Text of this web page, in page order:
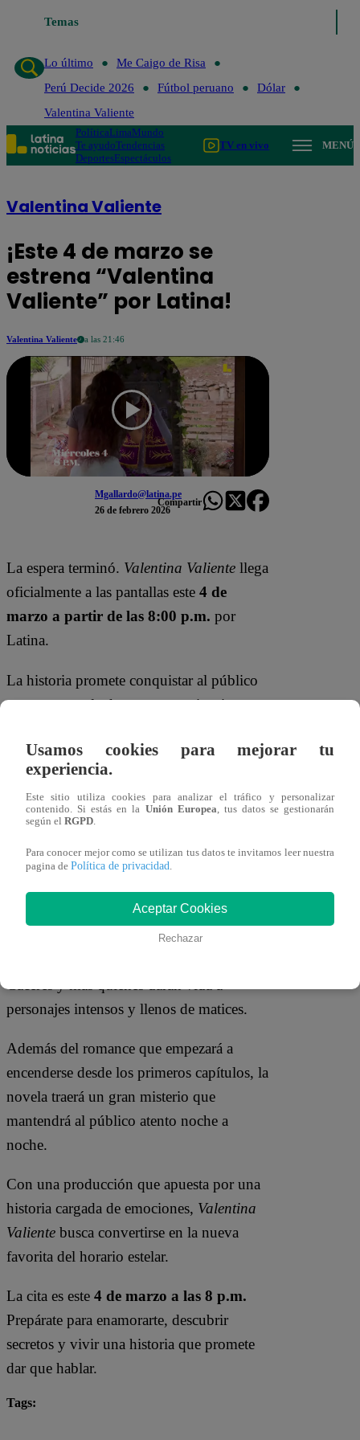
Temas
Lo último
Me Caigo de Risa
Perú Decide 2026
Fútbol peruano
Dólar
Valentina Valiente
PolíticaLimaMundo
Te ayudoTendencias
DeportesEspectáculos
TV en vivo MENÚ
Valentina Valiente
¡Este 4 de marzo se
estrena “Valentina
Valiente” por Latina!
Valentina Valiente a las 21:46
Mgallardo@latina.pe
26 de febrero 2026
Compartir
La espera terminó. Valentina Valiente llega
oficialmente a las pantallas este 4 de
marzo a partir de las 8:00 p.m. por
Latina.
La historia promete conquistar al público
con una mezcla de romance, misterio y
destino de sus personajes. En el centro está
Valentina, una joven fuerte y decidida
cuya vida cambiará inesperadamente
cuando el amor y el pasado se crucen en
su camino.
El elenco está encabezado por Mayra
Goñi y Rodrigo Brand, junto a
reconocidas figuras como Roberto Moll,
Cáceres y más quienes darán vida a
personajes intensos y llenos de matices.
Además del romance que empezará a
encenderse desde los primeros capítulos, la
novela traerá un gran misterio que
mantendrá al público atento noche a
noche.
Con una producción que apuesta por una
historia cargada de emociones, Valentina
Valiente busca convertirse en la nueva
favorita del horario estelar.
La cita es este 4 de marzo a las 8 p.m.
Prepárate para enamorarte, descubrir
secretos y vivir una historia que promete
dar que hablar.
Tags:
Usamos cookies para mejorar tu
experiencia.
Este sitio utiliza cookies para analizar el tráfico y personalizar
contenido. Si estás en la Unión Europea , tus datos se gestionarán
según el RGPD
Para conocer mejor como se utilizan tus datos te invitamos leer nuestra
pagina de Política de privacidad
Aceptar Cookies
Rechazar